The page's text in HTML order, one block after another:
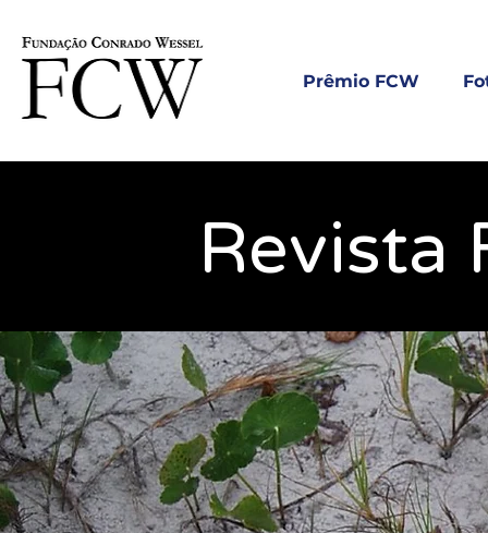
Prêmio FCW
Revista